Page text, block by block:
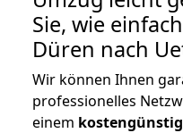
Sie, wie
Düren nach
Wir können Ihnen
professionelles
einem